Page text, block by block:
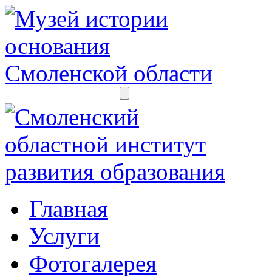
Главная
Услуги
Фотогалерея